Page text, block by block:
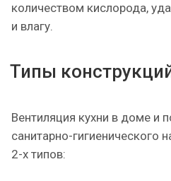
количеством кислорода,
и влагу.
Типы
Вентиляция кухни в доме и
санитарно-гигиенического
2-х типов: